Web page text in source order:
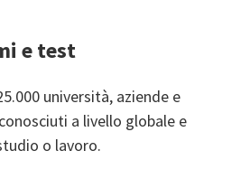
e test
università, aziende e
a livello globale e
o lavoro.